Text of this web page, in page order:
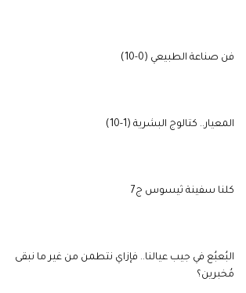
فن صناعة الطبيعي (0-10)
المعيار.. كتالوج البشرية (1-10)
كلنا سفينة ثيسوس ج7
البُعبُع في جيب عيالنا.. فإزاي نتطمن من غير ما نبقى
مُخبرين؟